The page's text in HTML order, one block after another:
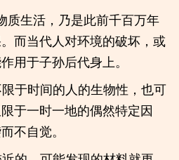
质生活，乃是此前千百万年
而当代人对环境的破坏，或
用于子孙后代身上。
于时间的人的生物性，也可
于一时一地的偶然特定因
不自觉。